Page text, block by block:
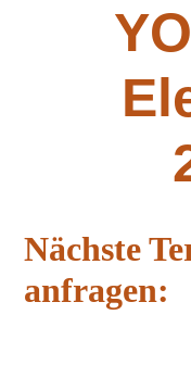
Nächste
anfragen: